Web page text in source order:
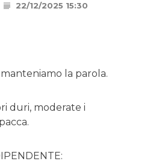
22/12/2025 15:30
la parola.
duri, moderate i